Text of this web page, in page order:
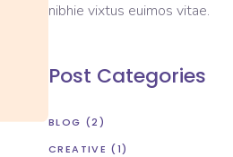
nibhie vixtus euimos vitae.
Post Categories
BLOG (2)
CREATIVE (1)